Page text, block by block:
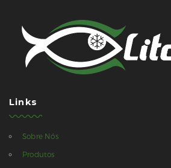
Links
Sobre Nós
Produtos